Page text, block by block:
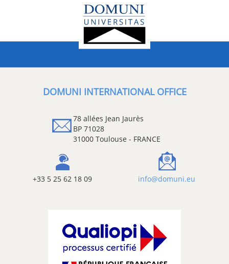
DOMUNI INTERNATIONAL OFFICE
78 allées Jean Jaurès
BP 71028
31000 Toulouse - FRANCE
+33 5 25 62 18 09 info@domuni.eu